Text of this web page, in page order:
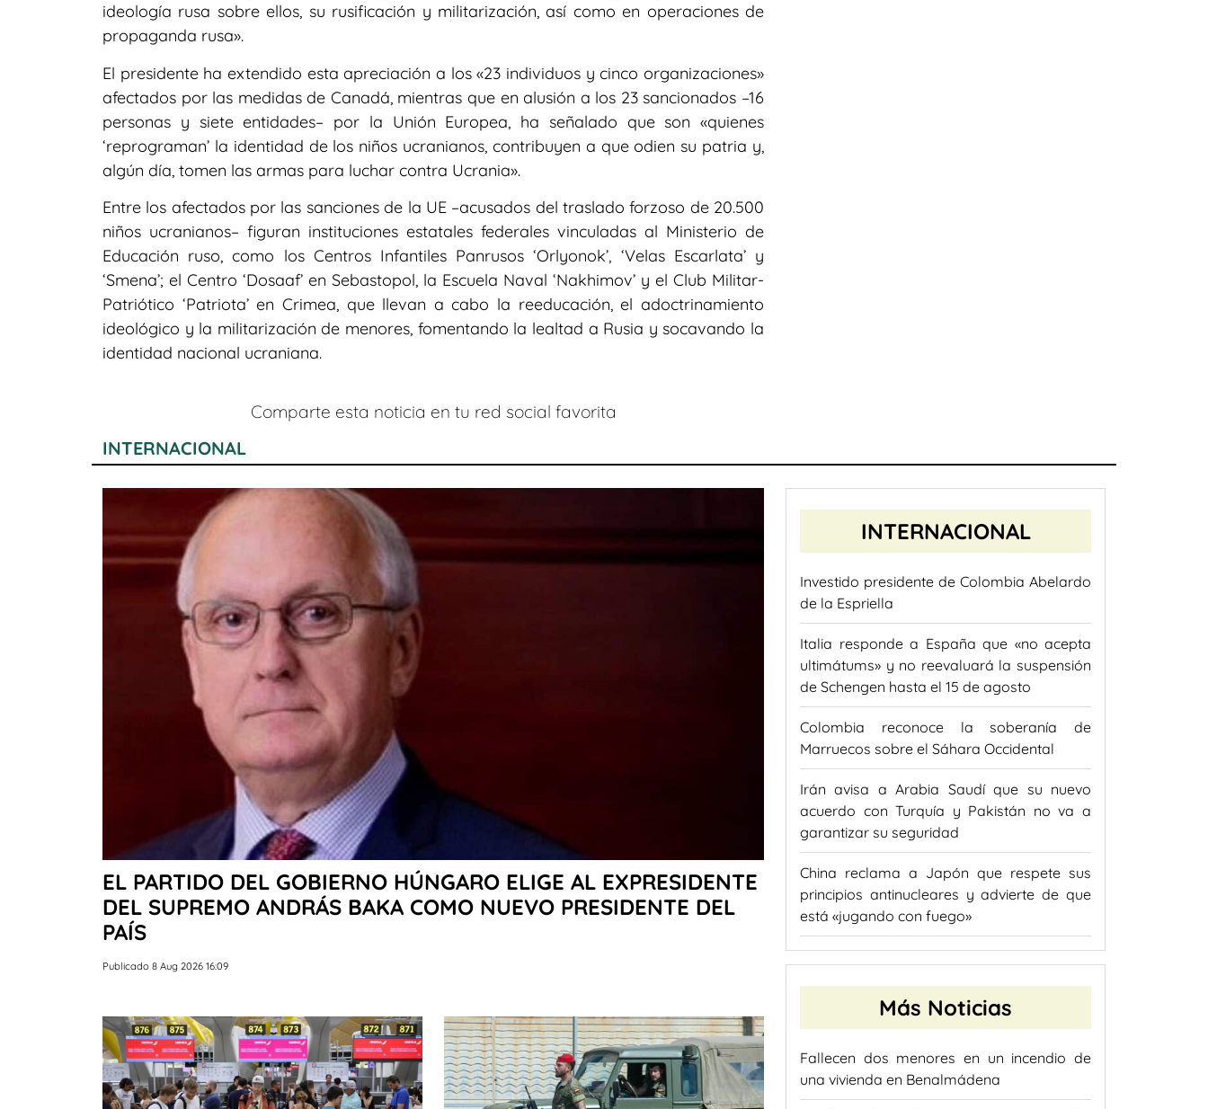
ideología rusa sobre ellos, su rusificación y militarización, así como en operaciones de
propaganda rusa».
El presidente ha extendido esta apreciación a los «23 individuos y cinco organizaciones»
afectados por las medidas de Canadá, mientras que en alusión a los 23 sancionados –16
personas y siete entidades– por la Unión Europea, ha señalado que son «quienes
‘reprograman’ la identidad de los niños ucranianos, contribuyen a que odien su patria y,
algún día, tomen las armas para luchar contra Ucrania».
Entre los afectados por las sanciones de la UE –acusados del traslado forzoso de 20.500
niños ucranianos– figuran instituciones estatales federales vinculadas al Ministerio de
Educación ruso, como los Centros Infantiles Panrusos ‘Orlyonok’, ‘Velas Escarlata’ y
‘Smena’; el Centro ‘Dosaaf’ en Sebastopol, la Escuela Naval ‘Nakhimov’ y el Club Militar-
Patriótico ‘Patriota’ en Crimea, que llevan a cabo la reeducación, el adoctrinamiento
ideológico y la militarización de menores, fomentando la lealtad a Rusia y socavando la
identidad nacional ucraniana.
Comparte esta noticia en tu red social favorita
INTERNACIONAL
EL PARTIDO DEL GOBIERNO HÚNGARO ELIGE AL EXPRESIDENTE
DEL SUPREMO ANDRÁS BAKA COMO NUEVO PRESIDENTE DEL
PAÍS
Publicado 8 Aug 2026 16:09
INTERNACIONAL
Investido presidente de Colombia Abelardo
de la Espriella
Italia responde a España que «no acepta
ultimátums» y no reevaluará la suspensión
de Schengen hasta el 15 de agosto
Colombia reconoce la soberanía de
Marruecos sobre el Sáhara Occidental
Irán avisa a Arabia Saudí que su nuevo
acuerdo con Turquía y Pakistán no va a
garantizar su seguridad
China reclama a Japón que respete sus
principios antinucleares y advierte de que
está «jugando con fuego»
Más Noticias
Fallecen dos menores en un incendio de
una vivienda en Benalmádena